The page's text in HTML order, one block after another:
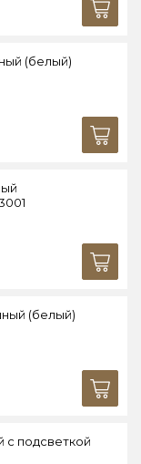
(белый)
(белый)
с подсветкой